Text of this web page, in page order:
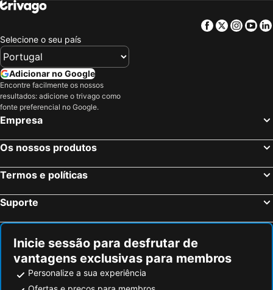
Facebook
Twitter
Selecione o seu país
Adicionar no Google
Encontre facilmente os nossos
resultados: adicione o trivago como
fonte preferencial no Google.
Empresa
Os nossos produtos
Termos e políticas
Suporte
Inicie sessão para desfrutar de
vantagens exclusivas para membros
Personalize a sua experiência